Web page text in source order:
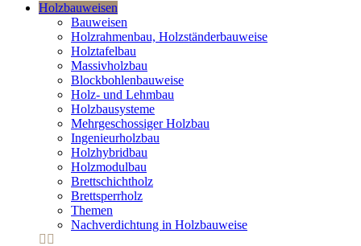
Holzbauweisen
Bauweisen
Holzrahmenbau, Holzständerbauweise
Holztafelbau
Massivholzbau
Blockbohlenbauweise
Holz- und Lehmbau
Holzbausysteme
Mehrgeschossiger Holzbau
Ingenieurholzbau
Holzhybridbau
Holzmodulbau
Brettschichtholz
Brettsperrholz
Themen
Nachverdichtung in Holzbauweise